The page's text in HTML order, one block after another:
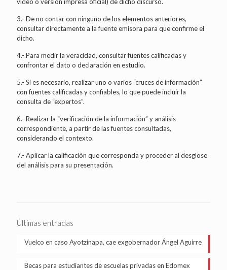
3.- De no contar con ninguno de los elementos anteriores,
consultar directamente a la fuente emisora para que confirme el
dicho.
4.- Para medir la veracidad, consultar fuentes calificadas y
confrontar el dato o declaración en estudio.
5.- Si es necesario, realizar uno o varios “cruces de información”
con fuentes calificadas y confiables, lo que puede incluir la
consulta de “expertos”.
6.- Realizar la “verificación de la información” y análisis
correspondiente, a partir de las fuentes consultadas,
considerando el contexto.
7.- Aplicar la calificación que corresponda y proceder al desglose
del análisis para su presentación.
Últimas entradas
Vuelco en caso Ayotzinapa, cae exgobernador Ángel Aguirre
Becas para estudiantes de escuelas privadas en Edomex